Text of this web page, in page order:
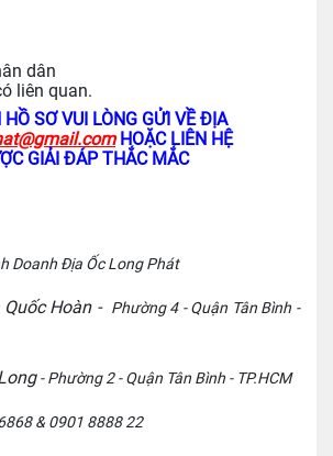
dân
liên quan.
SƠ VUI LÒNG GỬI VỀ ĐỊA
HOẶC LIÊN HỆ
GIẢI ĐÁP THẮC MẮC
Doanh Địa Ốc Long Phát
Quốc Hoàn - Phường 4 - Quận Tân Bình -
- Phường 2 - Quận Tân Bình - TP.HCM
& 0901 8888 22